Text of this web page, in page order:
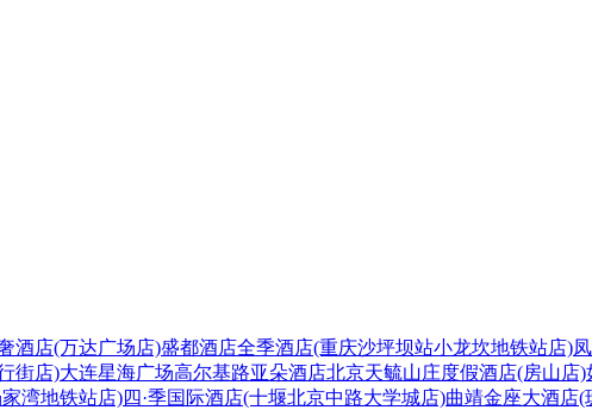
酒店(万达广场店)盛都酒店全季酒店(重庆沙坪坝站小龙坎地铁站店)
街店)大连星海广场高尔基路亚朵酒店北京天毓山庄度假酒店(房山店)
湾地铁站店)四·季国际酒店(十堰北京中路大学城店)曲靖金座大酒店